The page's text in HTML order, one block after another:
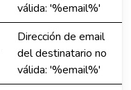
válida: '%email%'
Dirección de email
del destinatario no
válida: '%email%'